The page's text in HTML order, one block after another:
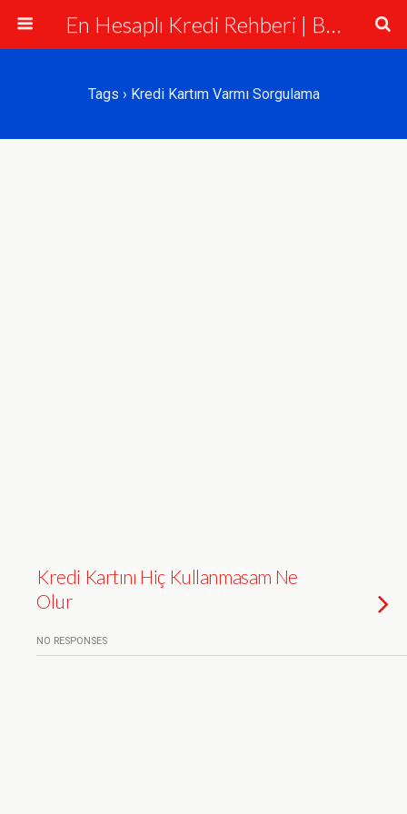
En Hesaplı Kredi Rehberi | Bankalar ve Krediler
Tags › Kredi Kartım Varmı Sorgulama
Kredi Kartını Hiç Kullanmasam Ne
Olur
NO RESPONSES